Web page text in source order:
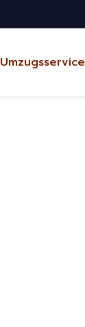
Umzugsservice